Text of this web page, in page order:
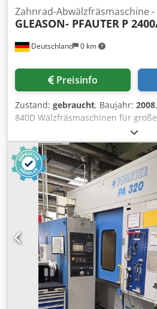
Deutschland 0 km
Zahnrad-Abwälzfräsmaschine
GLEASON- PFAUTER P
Preisinfo
Zustand: gebraucht, Baujahr: 2008
840D Wälzfräsmaschinen für
und universelles Wälzfräsen von
Wälzfräsmaschinen von Gleason
Produktivität für Schrupp- und
Zylinderrädern für viele
Industriegetriebe, Bergbau und
Zahnradbearbeitung und viele
sind breit und verfügen über
Führungen, die in Kombination
Linearführung und spielfreien
Dies gewährleistet exakte
Vorschub. Die Konstruktion des
gewährleistet optimale
und Übertragung der Schnittkräfte
Maschinenbasis. Der Einsatz